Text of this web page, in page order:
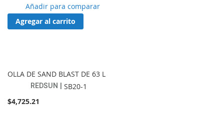
Añadir
a
lista
Añadir para comparar
Agregar al carrito
OLLA DE SAND BLAST DE 63 L
REDSUN
SB20-1
$4,725.21